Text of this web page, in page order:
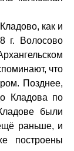
как и
г. Волосово
что
Позднее,
Кладова по
были
раньше, и
построены